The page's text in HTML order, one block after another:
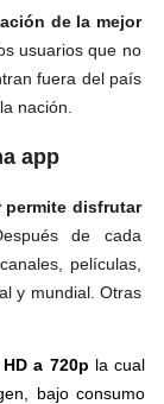
de la mejor
usuarios que no
fuera del país
nación.
app
disfrutar
de cada
películas,
y mundial. Otras
a 720p la cual
bajo consumo